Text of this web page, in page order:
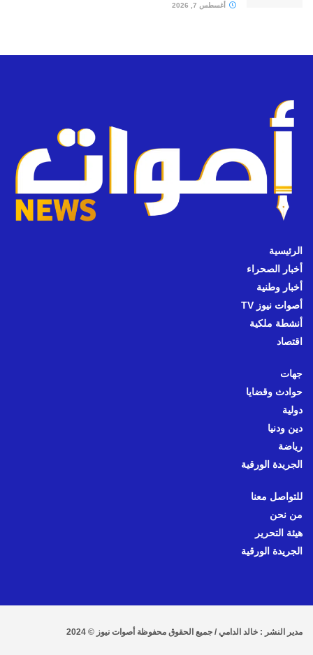
أغسطس 7, 2026
الرئيسية
أخبار الصحراء
أخبار وطنية
أصوات نيوز TV
أنشطة ملكية
اقتصاد
جهات
حوادث وقضايا
دولية
دين ودنيا
رياضة
الجريدة الورقية
للتواصل معنا
من نحن
هيئة التحرير
الجريدة الورقية
مدير النشر : خالد الدامي / جميع الحقوق محفوظة أصوات نيوز © 2024